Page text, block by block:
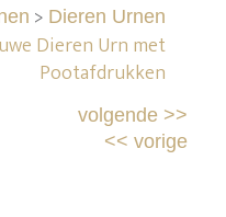
> Dieren Urnen
Dieren Urn met
Pootafdrukken
volgende>>
<< vorige